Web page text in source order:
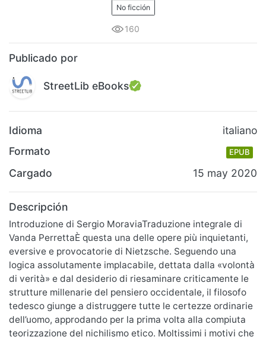
No ficción
160
Publicado por
StreetLib eBooks
Idioma
italiano
Formato
EPUB
Cargado 15 may 2020
Descripción
Introduzione di Sergio MoraviaTraduzione integrale di
Vanda PerrettaÈ questa una delle opere più inquietanti,
eversive e provocatorie di Nietzsche. Seguendo una
logica assolutamente implacabile, dettata dalla «volontà
di verità» e dal desiderio di riesaminare criticamente le
strutture millenarie del pensiero occidentale, il filosofo
tedesco giunge a distruggere tutte le certezze ordinarie
dell’uomo, approdando per la prima volta alla compiuta
teorizzazione del nichilismo etico. Moltissimi i motivi che